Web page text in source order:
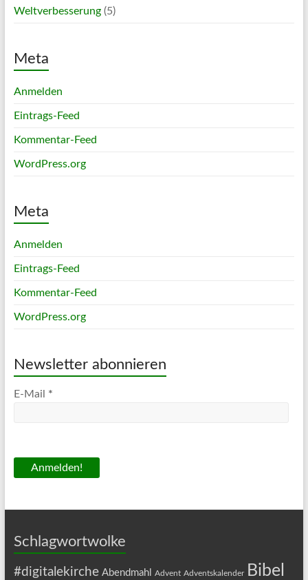
Weltverbesserung(5)
Meta
Anmelden
Eintrags-Feed
Kommentar-Feed
WordPress.org
Meta
Anmelden
Eintrags-Feed
Kommentar-Feed
WordPress.org
Newsletter abonnieren
E-Mail *
Schlagwortwolke
#digitalekirche Abendmahl Advent Adventskalender Bibel